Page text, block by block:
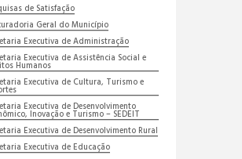
de Satisfação
Geral do Município
Executiva de Administração
Executiva de Assistência Social e
Humanos
Executiva de Cultura, Turismo e
Executiva de Desenvolvimento
Inovação e Turismo – SEDEIT
Executiva de Desenvolvimento Rural
Executiva de Educação